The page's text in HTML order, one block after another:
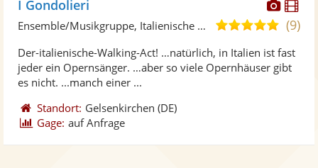
Fotos
I Gondolieri
4,9
5
Sternen
(9)
Ensemble/Musikgruppe, Italienische Musik • Live-Musiker
Der-italienische-Walking-Act! …natürlich, in Italien ist fast
jeder ein Opernsänger. …aber so viele Opernhäuser gibt
es nicht. ...manch einer ...
Standort: Gelsenkirchen (DE)
Gage: auf Anfrage